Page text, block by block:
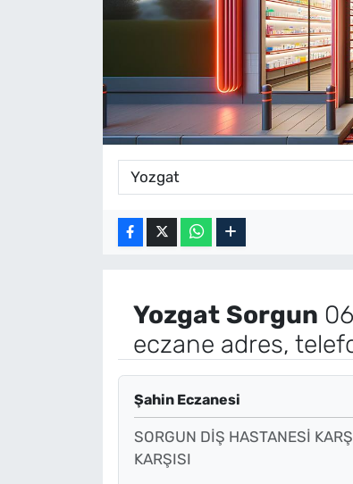
Yozgat Sorgun
eczane adres,
Şahin Eczanesi
SORGUN DİŞ HASTANESİ
KARŞISI